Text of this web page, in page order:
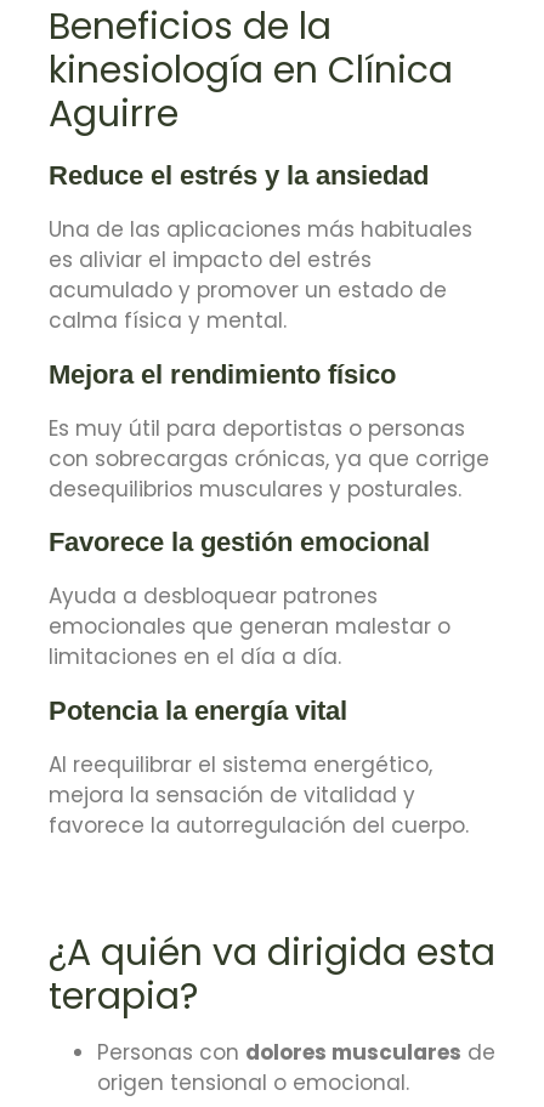
Beneficios de la
kinesiología en Clínica
Aguirre
Reduce el estrés y la ansiedad
Una de las aplicaciones más habituales
es aliviar el impacto del estrés
acumulado y promover un estado de
calma física y mental.
Mejora el rendimiento físico
Es muy útil para deportistas o personas
con sobrecargas crónicas, ya que corrige
desequilibrios musculares y posturales.
Favorece la gestión emocional
Ayuda a desbloquear patrones
emocionales que generan malestar o
limitaciones en el día a día.
Potencia la energía vital
Al reequilibrar el sistema energético,
mejora la sensación de vitalidad y
favorece la autorregulación del cuerpo.
¿A quién va dirigida esta
terapia?
Personas con dolores musculares de
origen tensional o emocional.